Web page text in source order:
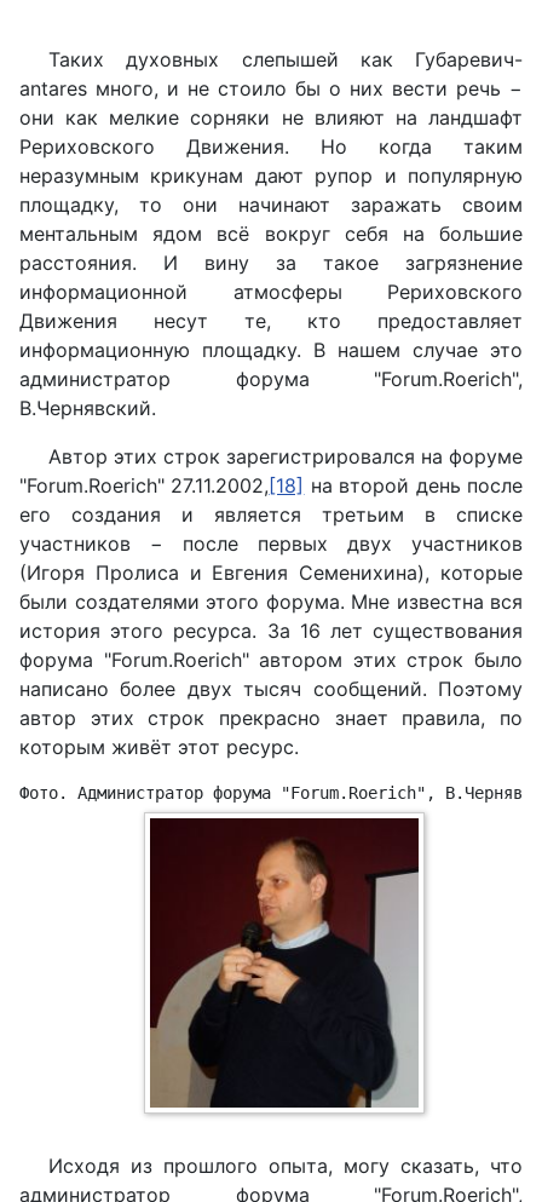
Таких духовных слепышей как Губаревич-
antares много, и не стоило бы о них вести речь −
они как мелкие сорняки не влияют на ландшафт
Рериховского Движения. Но когда таким
неразумным крикунам дают рупор и популярную
площадку, то они начинают заражать своим
ментальным ядом всё вокруг себя на большие
расстояния. И вину за такое загрязнение
информационной атмосферы Рериховского
Движения несут те, кто предоставляет
информационную площадку. В нашем случае это
администратор форума "Forum.Roerich",
В.Чернявский.
Автор этих строк зарегистрировался на форуме
"Forum.Roerich" 27.11.2002,[18] на второй день после
его создания и является третьим в списке
участников − после первых двух участников
(Игоря Пролиса и Евгения Семенихина), которые
были создателями этого форума. Мне известна вся
история этого ресурса. За 16 лет существования
форума "Forum.Roerich" автором этих строк было
написано более двух тысяч сообщений. Поэтому
автор этих строк прекрасно знает правила, по
которым живёт этот ресурс.
Фото. Администратор форума "Forum.Roerich",
Исходя из прошлого опыта, могу сказать, что
администратор форума "Forum.Roerich",